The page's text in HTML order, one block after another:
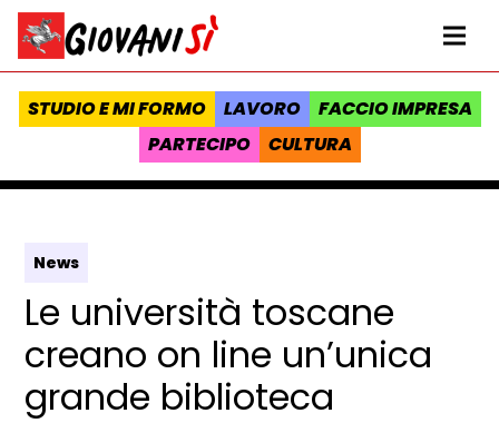
Vai al contenuto
Homepage Giovanisì - Progetto della Regione Toscana
STUDIO E MI FORMO LAVORO
FACCIO IMPRESA
PARTECIPO
CULTURA
News
Le università toscane
creano on line un’unica
grande biblioteca